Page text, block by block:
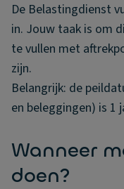
De Belastingdienst
in. Jouw taak is om
te vullen met
zijn.
Belangrijk: de
en beleggingen) is 1
Wanneer
doen?